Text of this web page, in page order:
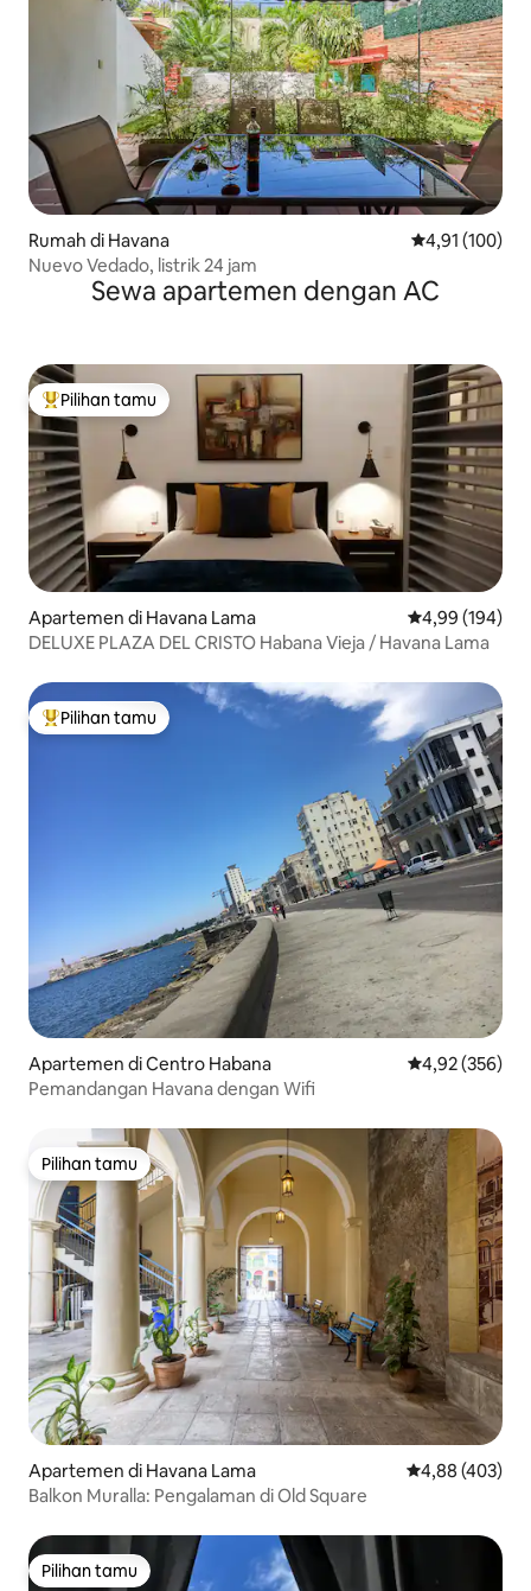
Rumah di Havana Nilai rata-rata
4,91 (100)
Nuevo Vedado, listrik 24 jam
Sewa apartemen dengan AC
Pilihan tamu terpopuler
Pilihan tamu
Apartemen di Havana Lama Nilai rata-rata
4,99 (194)
DELUXE PLAZA DEL CRISTO Habana Vieja / Havana Lama
Pilihan tamu terpopuler
Pilihan tamu
Apartemen di Centro Habana Nilai rata-rata
4,92 (356)
Pemandangan Havana dengan Wifi
Pilihan tamu
Pilihan tamu
Apartemen di Havana Lama Nilai rata-rata
4,88 (403)
Balkon Muralla: Pengalaman di Old Square
Pilihan tamu
Pilihan tamu